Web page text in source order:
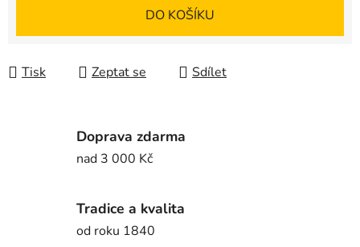
DO KOŠÍKU
Tisk Zeptat se Sdílet
Doprava zdarma
nad 3 000 Kč
Tradice a kvalita
od roku 1840